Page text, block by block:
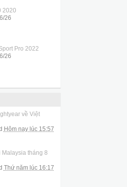
2020
26
Pro 2022
26
về Việt
Hôm nay lúc 15:57
tháng 8
Thứ năm lúc 16:17